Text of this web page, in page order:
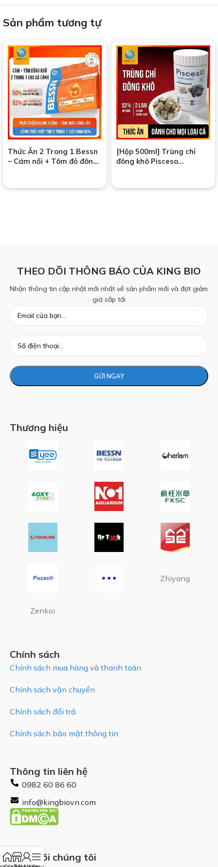
Sản phẩm tương tự
Thức Ăn 2 Trong 1 Bessn
– Cám nổi + Tôm đỏ đông
[Hộp 500ml] Trùng chỉ
đông khô Pisceso
THEO DÕI THÔNG BÁO CỦA KING BIO
Nhận thông tin cập nhật mới nhất về sản phẩm mới và đợt giảm
giá sắp tới
Thương hiệu
Zhiyang
Zenkoi
Chính sách
Chính sách mua hàng và thanh toán
Chính sách vận chuyển
Chính sách đổi trả
Chính sách bảo mật thông tin
Thông tin liên hệ
0982 60 86 60
info@kingbiovn.com
Theo dõi chúng tôi